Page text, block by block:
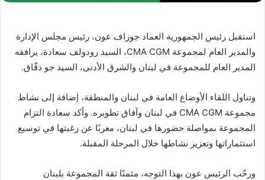
استقبل رئيس الجمهورية العماد جوزاف عون، رئيس مجلس الإدارة
والمدير العام لمجموعة CMA CGM، السيد رودولف سعادة، يرافقه
المدير العام للمجموعة في لبنان والشرق الأدنى، السيد جو دقّاق.
وتناول اللقاء الأوضاع العامة في لبنان والمنطقة، إضافة إلى نشاط
مجموعة CMA CGM في لبنان وآفاق تطويره. وأكد سعادة التزام
المجموعة بمواصلة حضورها في لبنان، معربًا عن رغبتها في توسيع
استثماراتها وتعزيز نشاطها خلال المرحلة المقبلة.
ورحّب الرئيس عون بهذا التوجه، مثمنًا ثقة المجموعة بلبنان